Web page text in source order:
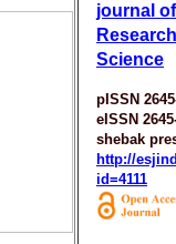
journal
Science
pISSN
eISSN
shebak
http://
id=4111